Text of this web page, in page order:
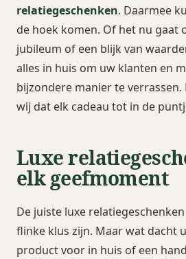
relatiegeschenken. Daarmee
de hoek komen. Of het nu gaat
jubileum of een blijk van
alles in huis om uw klanten en
bijzondere manier te verrassen.
wij dat elk cadeau tot in de
Luxe
elk geefmoment
De juiste luxe
flinke klus zijn. Maar wat dacht
product voor in huis of een